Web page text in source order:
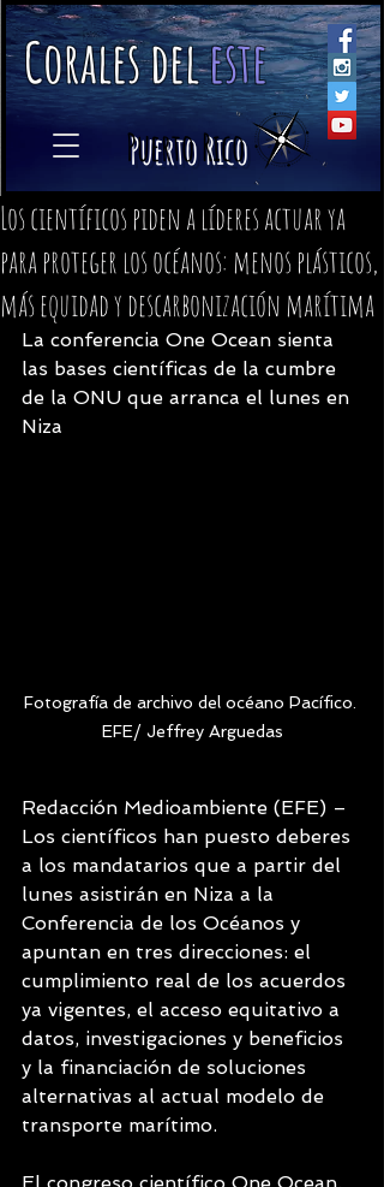
Coralesdeleste​
Puerto Rico
Los científicos piden a líderes actuar ya
para proteger los océanos: menos plásticos,
más equidad y descarbonización marítima
La conferencia One Ocean sienta
las bases científicas de la cumbre
de la ONU que arranca el lunes en
Niza
Fotografía de archivo del océano Pacífico.
EFE/ Jeffrey Arguedas
Redacción Medioambiente (EFE) –
Los científicos han puesto deberes
a los mandatarios que a partir del
lunes asistirán en Niza a la
Conferencia de los Océanos y
apuntan en tres direcciones: el
cumplimiento real de los acuerdos
ya vigentes, el acceso equitativo a
datos, investigaciones y beneficios
y la financiación de soluciones
alternativas al actual modelo de
transporte marítimo.